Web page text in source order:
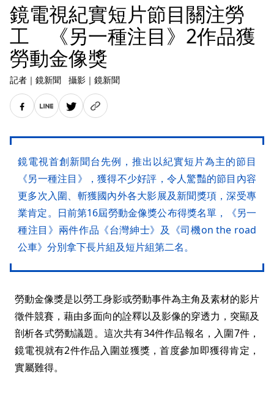
鏡電視紀實短片節目關注勞
工 《另一種注目》2作品獲
勞動金像獎
記者 ｜ 鏡新聞 攝影 ｜ 鏡新聞
鏡電視首創新聞台先例，推出以紀實短片為主的節目
《另一種注目》，獲得不少好評，令人驚豔的節目內容
更多次入圍、斬獲國內外各大影展及新聞獎項，深受專
業肯定。日前第16屆勞動金像獎公布得獎名單，《另一
種注目》兩件作品《台灣紳士》及《司機on the road
公車》分別拿下長片組及短片組第二名。
勞動金像獎是以勞工身影或勞動事件為主角及素材的影片
徵件競賽，藉由多面向的詮釋以及影像的穿透力，突顯及
剖析各式勞動議題。這次共有34件作品報名，入圍7件，
鏡電視就有2件作品入圍並獲獎，首度參加即獲得肯定，
實屬難得。